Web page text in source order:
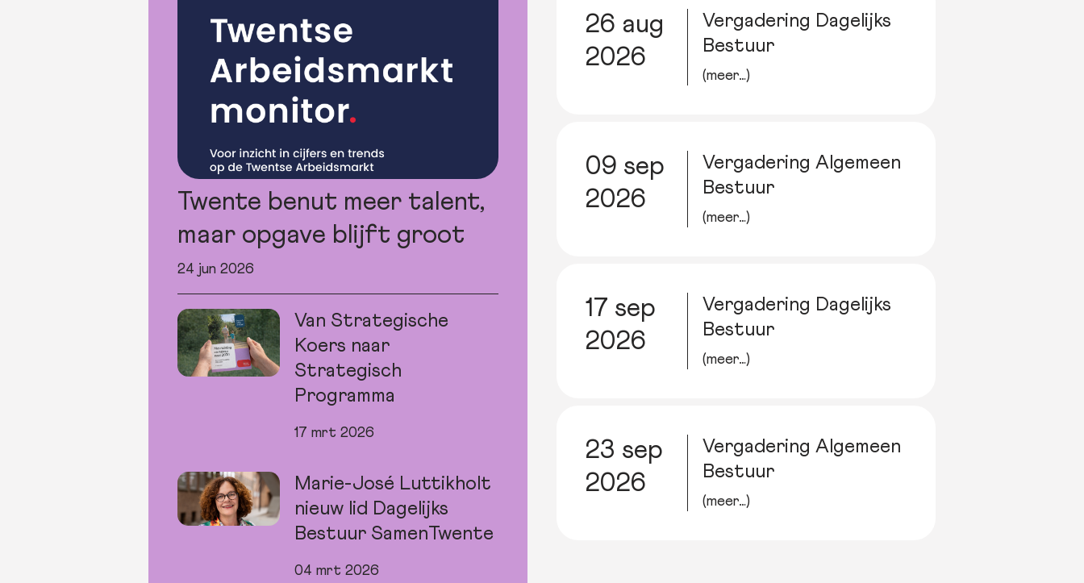
Twente benut meer talent,
maar opgave blijft groot
24 jun 2026
Van Strategische
Koers naar
Strategisch
Programma
17 mrt 2026
Marie-José Luttikholt
nieuw lid Dagelijks
Bestuur SamenTwente
04 mrt 2026
26 aug
2026
Vergadering Dagelijks
Bestuur
(meer…)
09 sep
2026
Vergadering Algemeen
Bestuur
(meer…)
17 sep
2026
Vergadering Dagelijks
Bestuur
(meer…)
23 sep
2026
Vergadering Algemeen
Bestuur
(meer…)